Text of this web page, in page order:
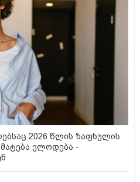
2026 წლის ზაფხულის
ელოდება -